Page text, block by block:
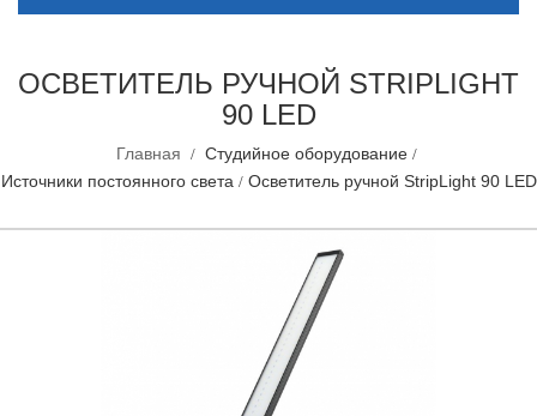
ОСВЕТИТЕЛЬ РУЧНОЙ STRIPLIGHT
90 LED
Главная
Студийное оборудование
Источники постоянного света
Осветитель ручной StripLight 90 LED